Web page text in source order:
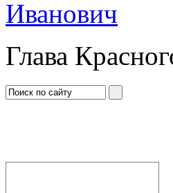
Глава